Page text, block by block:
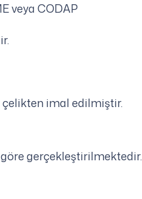
veya CODAP
çelikten imal edilmiştir.
gerçekleştirilmektedir.